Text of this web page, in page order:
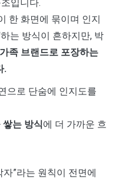
입니다.
한 화면에 묶이며 인지
는 방식이 흔하지만, 박
족 브랜드로 포장하는
.
으로 단숨에 인지도를
는 방식에 더 가까운 흐
자”라는 원칙이 전면에